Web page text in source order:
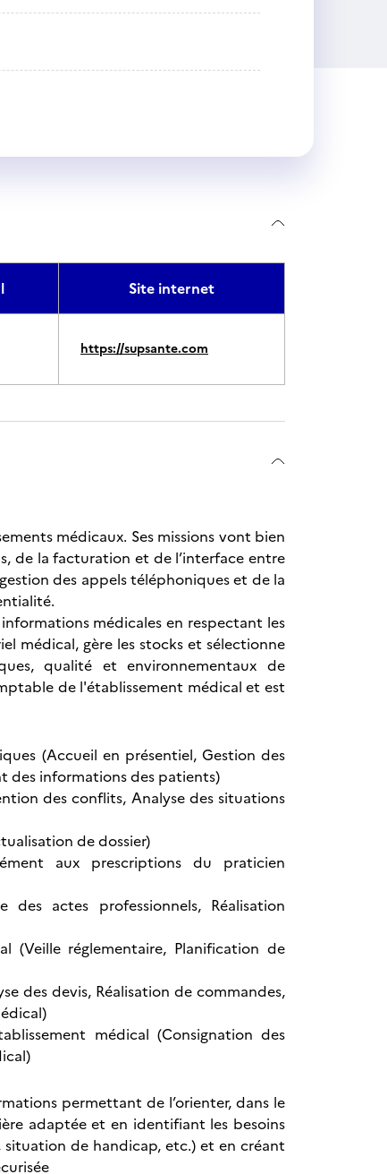
Site internet
https://supsante.com
médicaux. Ses missions vont bien
de la facturation et de l’interface entre
des appels téléphoniques et de la
médicales en respectant les
médical, gère les stocks et sélectionne
qualité et environnementaux de
de l'établissement médical et est
(Accueil en présentiel, Gestion des
des informations des patients)
des conflits, Analyse des situations
de dossier)
aux prescriptions du praticien
actes professionnels, Réalisation
(Veille réglementaire, Planification de
des devis, Réalisation de commandes,
médical (Consignation des
permettant de l’orienter, dans le
adaptée et en identifiant les besoins
de handicap, etc.) et en créant